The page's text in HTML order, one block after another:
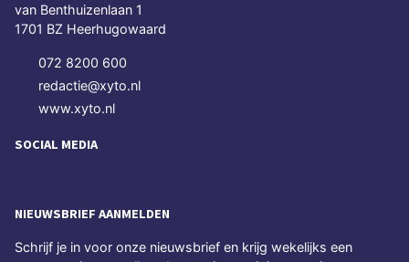
van Benthuizenlaan 1
1701 BZ Heerhugowaard
072 8200 600
redactie@xyto.nl
www.xyto.nl
SOCIAL MEDIA
NIEUWSBRIEF AANMELDEN
Schrijf je in voor onze nieuwsbrief en krijg wekelijks een